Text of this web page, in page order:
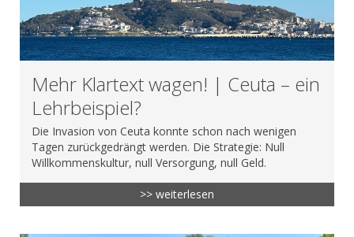
Mehr Klartext wagen! | Ceuta – ein
Lehrbeispiel?
Die Invasion von Ceuta konnte schon nach wenigen
Tagen zurückgedrängt werden. Die Strategie: Null
Willkommenskultur, null Versorgung, null Geld.
>> weiterlesen